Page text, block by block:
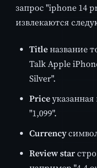
запрос "iphone 14
извлекаются
Titleназвание
Talk Apple
Silver".
Price
"1,099".
Currency
Review star